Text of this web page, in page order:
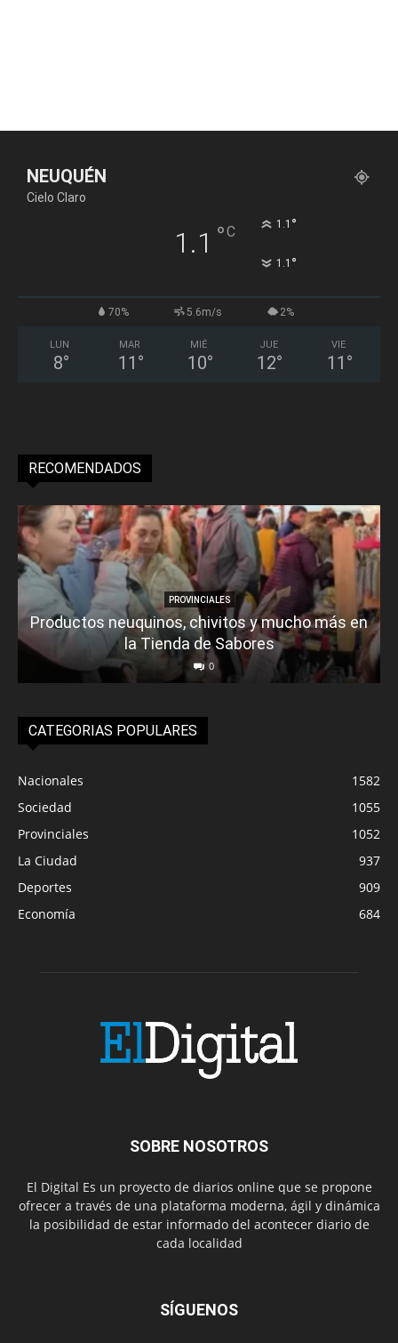
NEUQUÉN
Cielo Claro
1.1 °C 1.1 °
1.1 °
70% 5.6m/s 2%
LUN
8°
MAR
11 °
MIÉ
10°
JUE
12°
VIE
11 °
RECOMENDADOS
PROVINCIALES
Productos neuquinos, chivitos y mucho más en
la Tienda de Sabores
0
CATEGORIAS POPULARES
Nacionales
1582
Sociedad
1055
Provinciales
1052
La Ciudad
937
Deportes
909
Economía
684
SOBRE NOSOTROS
El Digital Es un proyecto de diarios online que se propone
ofrecer a través de una plataforma moderna, ágil y dinámica
la posibilidad de estar informado del acontecer diario de
cada localidad
SÍGUENOS